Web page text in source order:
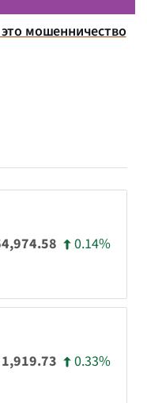
мошенничество
0.14%
1,919.73 0.33%